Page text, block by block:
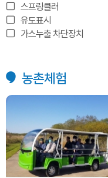
스프링클러
유도표시
가스누출 차단장치
농촌체험